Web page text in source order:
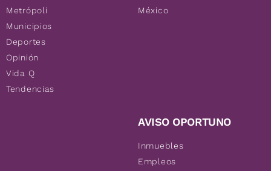
Metrópoli
Municipios
Deportes
Opinión
Vida Q
Tendencias
México
AVISO OPORTUNO
Inmuebles
Empleos